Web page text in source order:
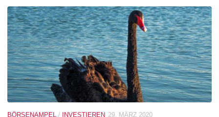
BÖRSENAMPEL / INVESTIEREN 29. MÄRZ 2020